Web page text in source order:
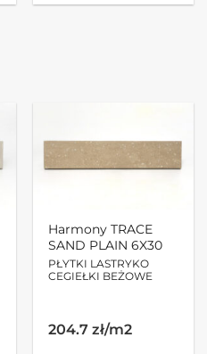
Harmony TRACE
SAND PLAIN 6X30
PŁYTKI LASTRYKO
CEGIEŁKI BEŻOWE
204.7 zł/m2